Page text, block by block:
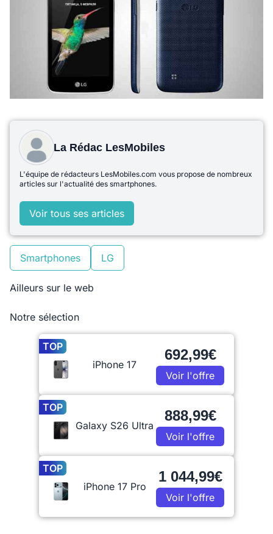
La Rédac LesMobiles
L'équipe de rédacteurs LesMobiles.com vous propose de nombreux
articles sur l'actualité des smartphones.
Voir tous ses articles
Smartphones LG
Ailleurs sur le web
Notre sélection
TOP
iPhone 17
692,99€
Voir l'offre
TOP
Galaxy S26 Ultra
888,99€
Voir l'offre
TOP
iPhone 17 Pro
1 044,99€
Voir l'offre